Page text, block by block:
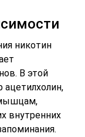
никотин
В этой
ацетилхолин,
внутренних